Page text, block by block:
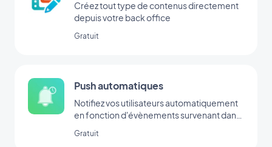
Créez tout type de contenus directement
depuis votre back office
Gratuit
Push automatiques
Notifiez vos utilisateurs automatiquement
en fonction d'évènements survenant dans
Gratuit